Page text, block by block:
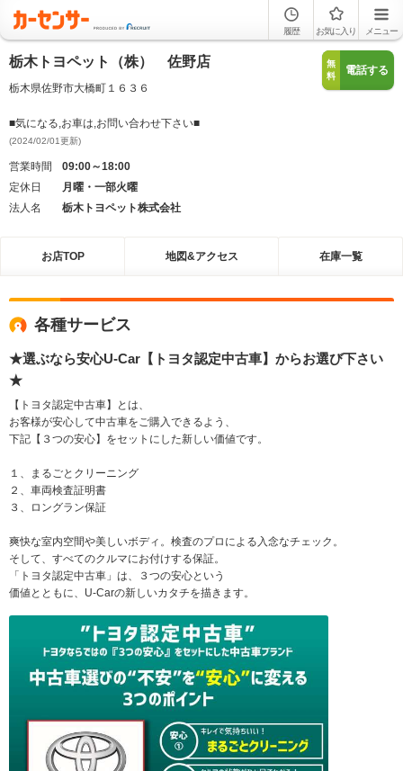
履歴 お気に入り メニュー
栃木トヨペット（株） 佐野店
栃木県佐野市大橋町１６３６
無
料
電話する
■気になる,お車は,お問い合わせ下さい■
(2024/02/01更新)
営業時間
09:00～18:00
定休日
月曜・一部火曜
法人名
栃木トヨペット株式会社
お店TOP 地図&アクセス 在庫一覧
各種サービス
★選ぶなら安心U-Car【トヨタ認定中古車】からお選び下さい
★
【トヨタ認定中古車】とは、
お客様が安心して中古車をご購入できるよう、
下記【３つの安心】をセットにした新しい価値です。
１、まるごとクリーニング
２、車両検査証明書
３、ロングラン保証
爽快な室内空間や美しいボディ。検査のプロによる入念なチェック。
そして、すべてのクルマにお付けする保証。
「トヨタ認定中古車」は、３つの安心という
価値とともに、U-Carの新しいカタチを描きます。